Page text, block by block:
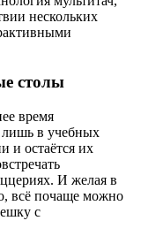
нескольких
столы
время
лишь в учебных
и остаётся их
И желая в
всё почаще можно
с